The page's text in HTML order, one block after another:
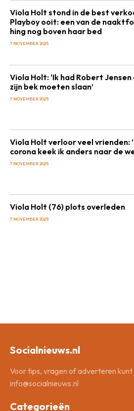
Viola Holt stond in de best
Playboy ooit: een van de
hing nog boven haar bed
7 NOVEMBER 2025
Viola Holt: ‘Ik had Robert Jensen
zijn bek moeten slaan’
7 NOVEMBER 2025
Viola Holt verloor veel vrienden:
corona keek ik anders naar de
7 NOVEMBER 2025
Viola Holt (76) plots overleden
7 NOVEMBER 2025
Socialnieuws.nl
Voor tips, vragen of adverteren kunt
info@socialnieuws.nl
Categorieën